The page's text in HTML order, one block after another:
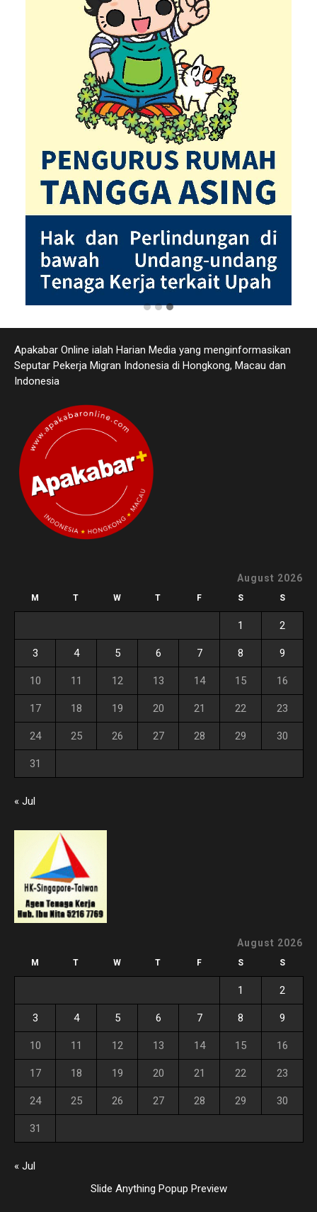
Apakabar Online ialah Harian Media yang menginformasikan
Seputar Pekerja Migran Indonesia di Hongkong, Macau dan
Indonesia
August 2026
M T W T F S S
1 2
3 4 5 6 7 8 9
10 11 12 13 14 15 16
17 18 19 20 21 22 23
24 25 26 27 28 29 30
31
« Jul
August 2026
M T W T F S S
1 2
3 4 5 6 7 8 9
10 11 12 13 14 15 16
17 18 19 20 21 22 23
24 25 26 27 28 29 30
31
« Jul
Slide Anything Popup Preview